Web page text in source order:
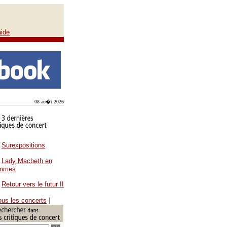
08 ao�t 2026
Surexpositions
Lady Macbeth en
Retour vers le futur II
les concerts ]